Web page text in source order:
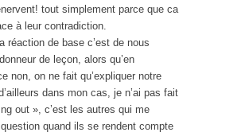
tout simplement parce que ca
à leur contradiction.
réaction de base c’est de nous
de leçon, alors qu’en
non, on ne fait qu’expliquer notre
dans mon cas, je n’ai pas fait
out », c’est les autres qui me
quand ils se rendent compte